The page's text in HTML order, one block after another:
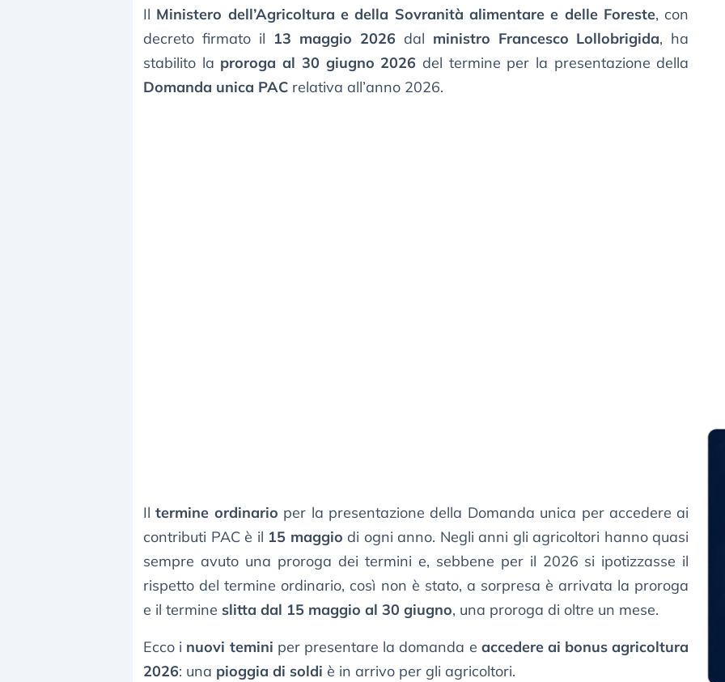
Il Ministero dell’Agricoltura e della Sovranità alimentare e delle Foreste, con
decreto firmato il 13 maggio 2026 dal ministro Francesco Lollobrigida, ha
stabilito la proroga al 30 giugno 2026 del termine per la presentazione della
Domanda unica PAC relativa all’anno 2026.
Iltermine ordinario per la presentazione della Domanda unica per accedere ai
contributi PAC è il 15 maggio di ogni anno. Negli anni gli agricoltori hanno quasi
sempre avuto una proroga dei termini e, sebbene per il 2026 si ipotizzasse il
rispetto del termine ordinario, così non è stato, a sorpresa è arrivata la proroga
e il termine slitta dal 15 maggio al 30 giugno, una proroga di oltre un mese.
Ecco i nuovi temini per presentare la domanda e accedere ai bonus agricoltura
2026: una pioggia di soldi è in arrivo per gli agricoltori.